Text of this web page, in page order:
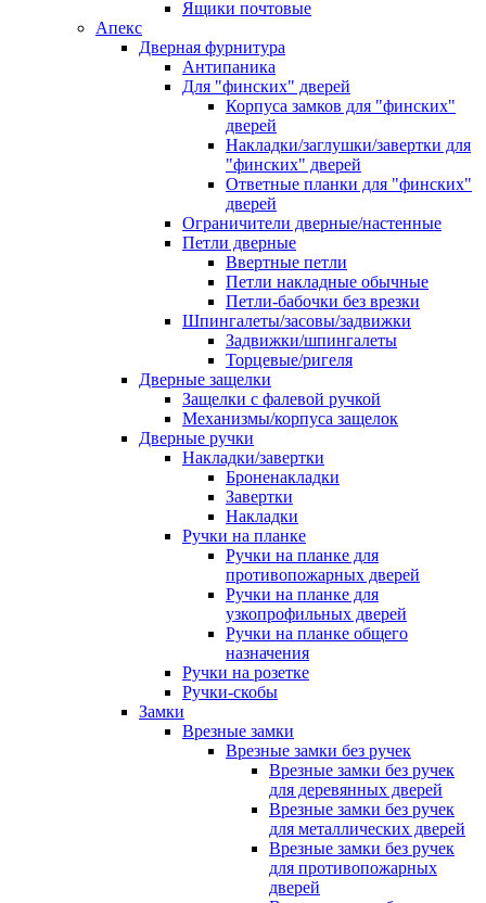
Ящики почтовые
Апекс
Дверная фурнитура
Антипаника
Для "финских" дверей
Корпуса замков для "финских"
дверей
Накладки/заглушки/завертки для
"финских" дверей
Ответные планки для "финских"
дверей
Ограничители дверные/настенные
Петли дверные
Ввертные петли
Петли накладные обычные
Петли-бабочки без врезки
Шпингалеты/засовы/задвижки
Задвижки/шпингалеты
Торцевые/ригеля
Дверные защелки
Защелки с фалевой ручкой
Механизмы/корпуса защелок
Дверные ручки
Накладки/завертки
Броненакладки
Завертки
Накладки
Ручки на планке
Ручки на планке для
противопожарных дверей
Ручки на планке для
узкопрофильных дверей
Ручки на планке общего
назначения
Ручки на розетке
Ручки-скобы
Замки
Врезные замки
Врезные замки без ручек
Врезные замки без ручек
для деревянных дверей
Врезные замки без ручек
для металлических дверей
Врезные замки без ручек
для противопожарных
дверей